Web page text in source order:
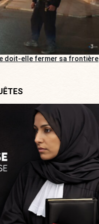
doit-elle fermer sa frontière